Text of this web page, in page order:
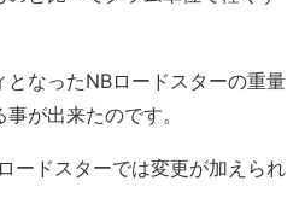
となったNBロードスターの重量
が出来たのです。
ードスターでは変更が加えられ